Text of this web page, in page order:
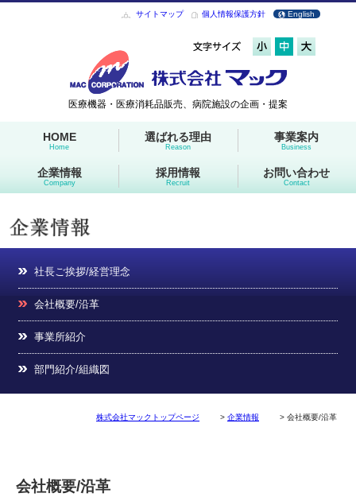
医療機器・医療消耗品販売、病院施設の企画・提案
サイトマップ 個人情報保護方針 English
HOME
Home
選ばれる理由
Reason
事業案内
Business
企業情報
Company
採用情報
Recruit
お問い合わせ
Contact
社長ご挨拶/経営理念
会社概要/沿革
事業所紹介
部門紹介/組織図
株式会社マックトップページ > 企業情報 > 会社概要/沿革
会社概要/沿革